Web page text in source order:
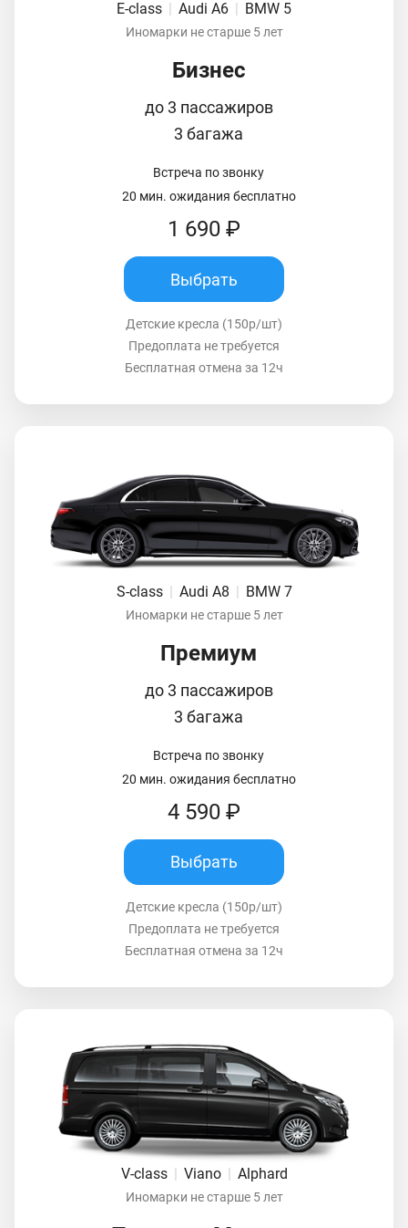
E-class | Audi A6 | BMW 5
Иномарки не старше 5 лет
Бизнес
до 3 пассажиров
3 багажа
Встреча по звонку
20 мин. ожидания бесплатно
1 690 ₽
Выбрать
Детские кресла (150р/шт)
Предоплата не требуется
Бесплатная отмена за 12ч
S-class | Audi A8 | BMW 7
Иномарки не старше 5 лет
Премиум
до 3 пассажиров
3 багажа
Встреча по звонку
20 мин. ожидания бесплатно
4 590 ₽
Выбрать
Детские кресла (150р/шт)
Предоплата не требуется
Бесплатная отмена за 12ч
V-class Viano Alphard
Иномарки не старше 5 лет